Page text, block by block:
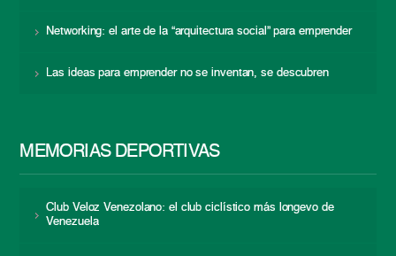
Networking: el arte de la “arquitectura social” para emprender
Las ideas para emprender no se inventan, se descubren
MEMORIAS DEPORTIVAS
Club Veloz Venezolano: el club ciclístico más longevo de
Venezuela